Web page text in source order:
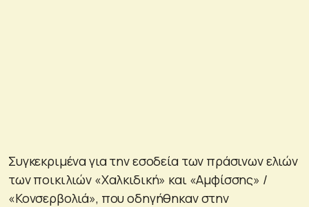
Συγκεκριμένα για την εσοδεία των πράσινων ελιών
των ποικιλιών «Χαλκιδική» και «Αμφίσσης» /
«Κονσερβολιά», που οδηγήθηκαν στην